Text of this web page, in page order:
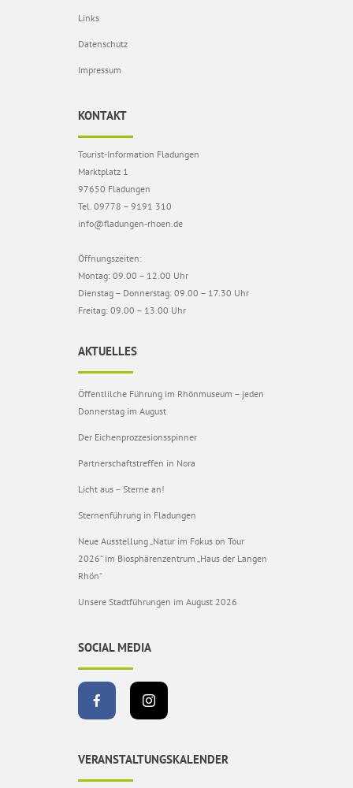
Links
Datenschutz
Impressum
KONTAKT
Tourist-Information Fladungen
Marktplatz 1
97650 Fladungen
Tel. 09778 – 9191 310
info@fladungen-rhoen.de
Öffnungszeiten:
Montag: 09.00 – 12.00 Uhr
Dienstag – Donnerstag: 09.00 – 17.30 Uhr
Freitag: 09.00 – 13.00 Uhr
AKTUELLES
Öffentlilche Führung im Rhönmuseum – jeden
Donnerstag im August
Der Eichenprozzesionsspinner
Partnerschaftstreffen in Nora
Licht aus – Sterne an!
Sternenführung in Fladungen
Neue Ausstellung „Natur im Fokus on Tour
2026“ im Biosphärenzentrum „Haus der Langen
Rhön“
Unsere Stadtführungen im August 2026
SOCIAL MEDIA
VERANSTALTUNGSKALENDER